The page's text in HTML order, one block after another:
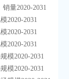
销量2020-2031
模2020-2031
模2020-2031
模2020-2031
规模2020-2031
规模2020-2031